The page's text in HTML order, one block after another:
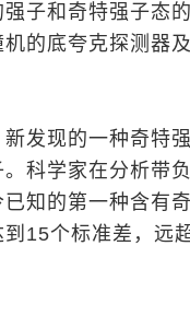
强子和奇特强子态
机的底夸克探测器
新发现的一种奇特
科学家在分析带
已知的第一种含有
到15个标准差，远